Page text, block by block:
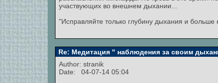
участвующих во внешнем дыхании...
"Исправляйте только глубину дыхания и
Re: Медитация " наблюдения за своим
Author: stranik
Date: 04-07-14 05:04